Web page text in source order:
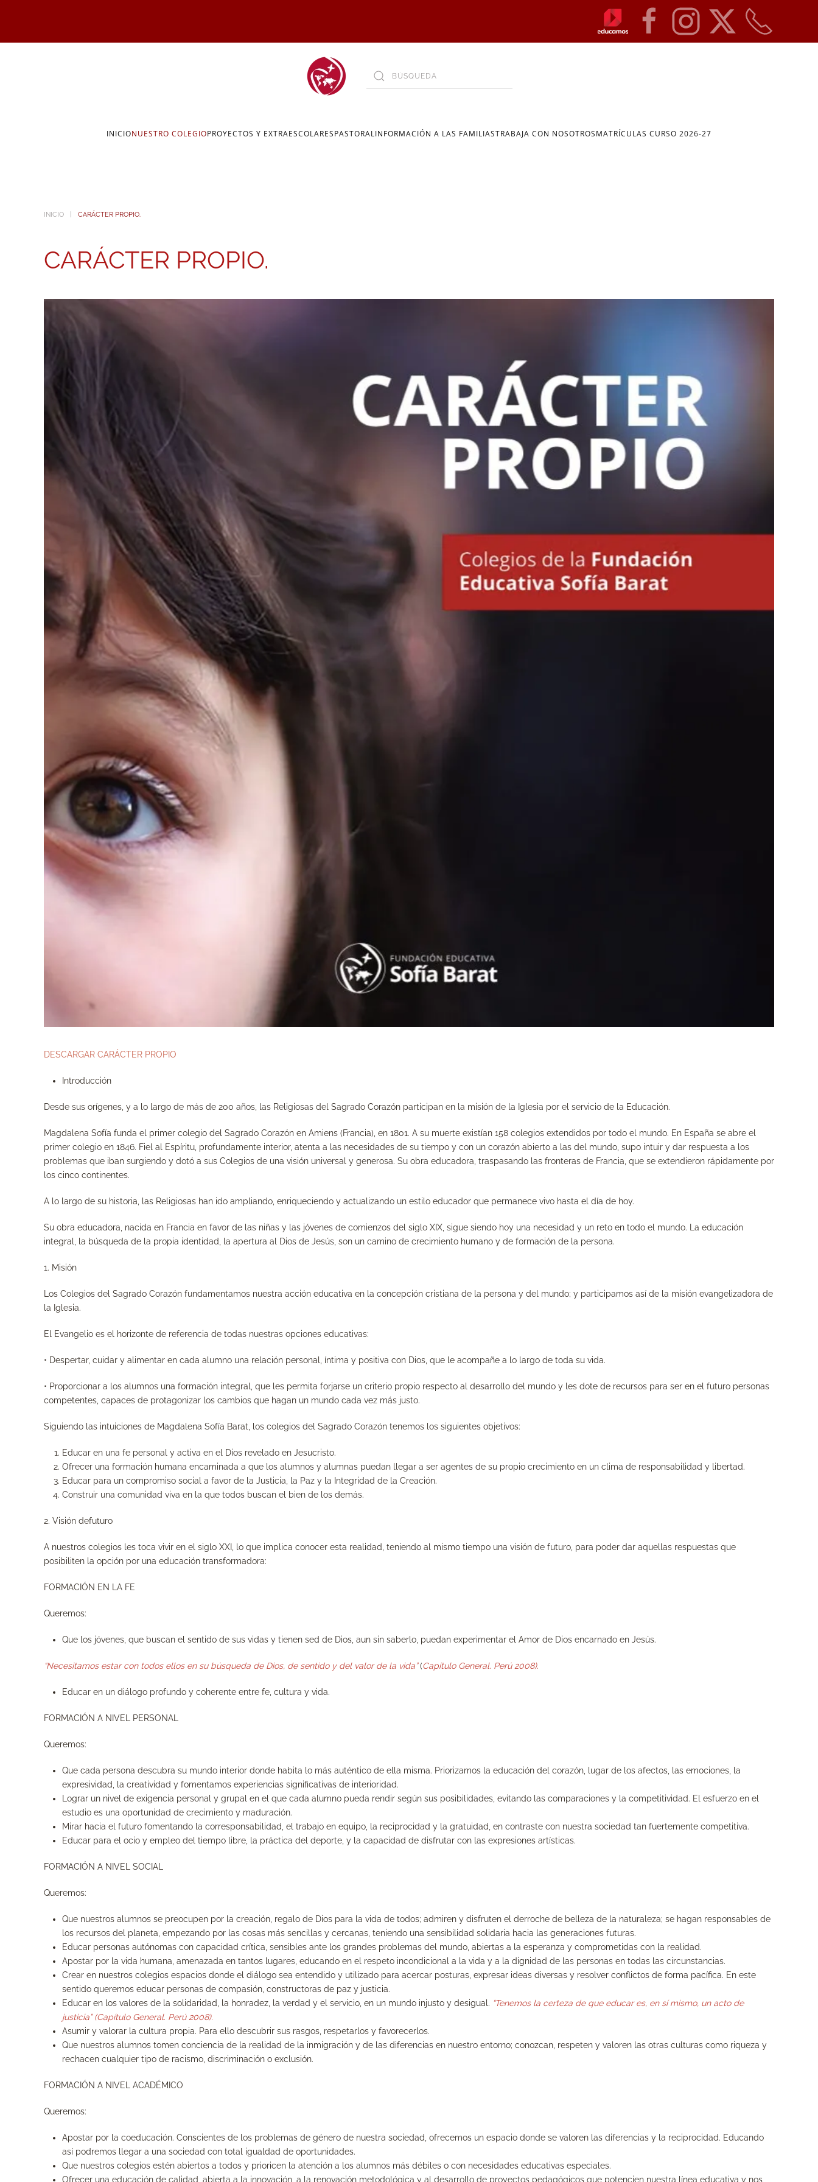
INICIONUESTRO COLEGIOPROYECTOS Y EXTRAESCOLARESPASTORALINFORMACIÓN A LAS FAMILIASTRABAJA CON NOSOTROSMATRÍCULAS CURSO 2026-27
INICIO CARÁCTER PROPIO.
CARÁCTER PROPIO.
DESCARGAR CARÁCTER PROPIO
Introducción
Desde sus orígenes, y a lo largo de más de 200 años, las Religiosas del Sagrado Corazón participan en la misión de la Iglesia por el servicio de la Educación.
Magdalena Sofía funda el primer colegio del Sagrado Corazón en Amiens (Francia), en 1801. A su muerte existían 158 colegios extendidos por todo el mundo. En España se abre el
primer colegio en 1846. Fiel al Espíritu, profundamente interior, atenta a las necesidades de su tiempo y con un corazón abierto a las del mundo, supo intuir y dar respuesta a los
problemas que iban surgiendo y dotó a sus Colegios de una visión universal y generosa. Su obra educadora, traspasando las fronteras de Francia, que se extendieron rápidamente por
los cinco continentes.
A lo largo de su historia, las Religiosas han ido ampliando, enriqueciendo y actualizando un estilo educador que permanece vivo hasta el día de hoy.
Su obra educadora, nacida en Francia en favor de las niñas y las jóvenes de comienzos del siglo XIX, sigue siendo hoy una necesidad y un reto en todo el mundo. La educación
integral, la búsqueda de la propia identidad, la apertura al Dios de Jesús, son un camino de crecimiento humano y de formación de la persona.
1. Misión
Los Colegios del Sagrado Corazón fundamentamos nuestra acción educativa en la concepción cristiana de la persona y del mundo; y participamos así de la misión evangelizadora de
la Iglesia.
El Evangelio es el horizonte de referencia de todas nuestras opciones educativas:
• Despertar, cuidar y alimentar en cada alumno una relación personal, íntima y positiva con Dios, que le acompañe a lo largo de toda su vida.
• Proporcionar a los alumnos una formación integral, que les permita forjarse un criterio propio respecto al desarrollo del mundo y les dote de recursos para ser en el futuro personas
competentes, capaces de protagonizar los cambios que hagan un mundo cada vez más justo.
Siguiendo las intuiciones de Magdalena Sofía Barat, los colegios del Sagrado Corazón tenemos los siguientes objetivos:
Educar en una fe personal y activa en el Dios revelado en Jesucristo.
Ofrecer una formación humana encaminada a que los alumnos y alumnas puedan llegar a ser agentes de su propio crecimiento en un clima de responsabilidad y libertad.
Educar para un compromiso social a favor de la Justicia, la Paz y la Integridad de la Creación.
Construir una comunidad viva en la que todos buscan el bien de los demás.
2. Visión defuturo
A nuestros colegios les toca vivir en el siglo XXI, lo que implica conocer esta realidad, teniendo al mismo tiempo una visión de futuro, para poder dar aquellas respuestas que
posibiliten la opción por una educación transformadora:
FORMACIÓN EN LA FE
Queremos:
Que los jóvenes, que buscan el sentido de sus vidas y tienen sed de Dios, aun sin saberlo, puedan experimentar el Amor de Dios encarnado en Jesús.
“Necesitamos estar con todos ellos en su búsqueda de Dios, de sentido y del valor de la vida”(Capítulo General. Perú 2008).
Educar en un diálogo profundo y coherente entre fe, cultura y vida.
FORMACIÓN A NIVEL PERSONAL
Queremos:
Que cada persona descubra su mundo interior donde habita lo más auténtico de ella misma. Priorizamos la educación del corazón, lugar de los afectos, las emociones, la
expresividad, la creatividad y fomentamos experiencias significativas de interioridad.
Lograr un nivel de exigencia personal y grupal en el que cada alumno pueda rendir según sus posibilidades, evitando las comparaciones y la competitividad. El esfuerzo en el
estudio es una oportunidad de crecimiento y maduración.
Mirar hacia el futuro fomentando la corresponsabilidad, el trabajo en equipo, la reciprocidad y la gratuidad, en contraste con nuestra sociedad tan fuertemente competitiva.
Educar para el ocio y empleo del tiempo libre, la práctica del deporte, y la capacidad de disfrutar con las expresiones artísticas.
FORMACIÓN A NIVEL SOCIAL
Queremos:
Que nuestros alumnos se preocupen por la creación, regalo de Dios para la vida de todos; admiren y disfruten el derroche de belleza de la naturaleza; se hagan responsables de
los recursos del planeta, empezando por las cosas más sencillas y cercanas, teniendo una sensibilidad solidaria hacia las generaciones futuras.
Educar personas autónomas con capacidad crítica, sensibles ante los grandes problemas del mundo, abiertas a la esperanza y comprometidas con la realidad.
Apostar por la vida humana, amenazada en tantos lugares, educando en el respeto incondicional a la vida y a la dignidad de las personas en todas las circunstancias.
Crear en nuestros colegios espacios donde el diálogo sea entendido y utilizado para acercar posturas, expresar ideas diversas y resolver conflictos de forma pacífica. En este
sentido queremos educar personas de compasión, constructoras de paz y justicia.
Educar en los valores de la solidaridad, la honradez, la verdad y el servicio, en un mundo injusto y desigual. “Tenemos la certeza de que educar es, en sí mismo, un acto de
justicia” (Capítulo General. Perú 2008).
Asumir y valorar la cultura propia. Para ello descubrir sus rasgos, respetarlos y favorecerlos.
Que nuestros alumnos tomen conciencia de la realidad de la inmigración y de las diferencias en nuestro entorno; conozcan, respeten y valoren las otras culturas como riqueza y
rechacen cualquier tipo de racismo, discriminación o exclusión.
FORMACIÓN A NIVEL ACADÉMICO
Queremos:
Apostar por la coeducación. Conscientes de los problemas de género de nuestra sociedad, ofrecemos un espacio donde se valoren las diferencias y la reciprocidad. Educando
así podremos llegar a una sociedad con total igualdad de oportunidades.
Que nuestros colegios estén abiertos a todos y prioricen la atención a los alumnos más débiles o con necesidades educativas especiales.
Ofrecer una educación de calidad, abierta a la innovación, a la renovación metodológica y al desarrollo de proyectos pedagógicos que potencien nuestra línea educativa y nos